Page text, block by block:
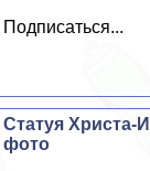
Подписаться...
Статуя Христа-
фото